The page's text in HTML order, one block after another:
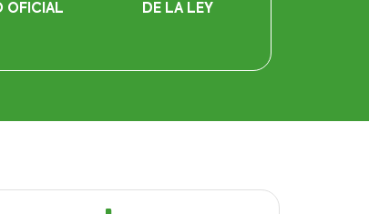
OFICIAL
DE LA LEY